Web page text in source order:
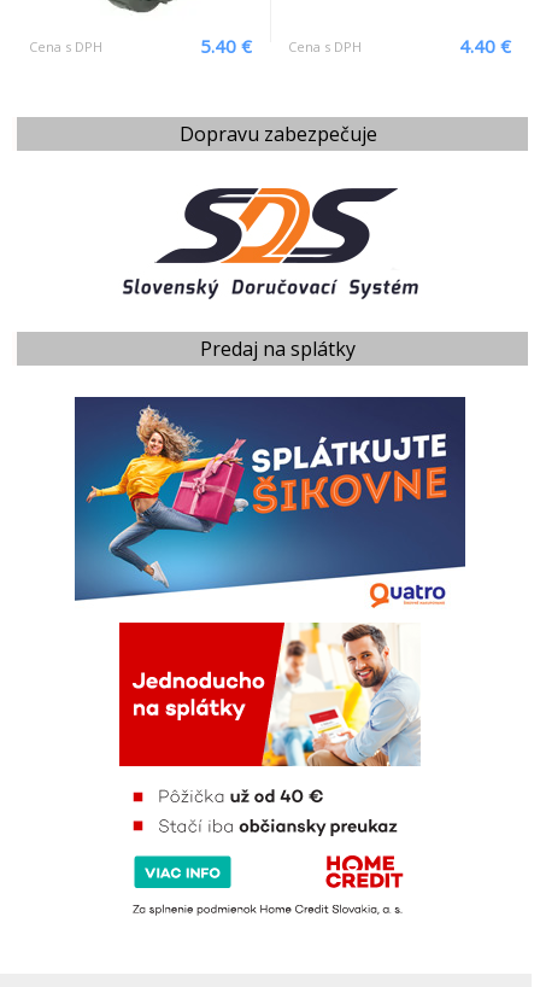
Dopravu zabezpečuje
Predaj na splátky
Cena s DPH 5.40 € Cena s DPH 4.40 €